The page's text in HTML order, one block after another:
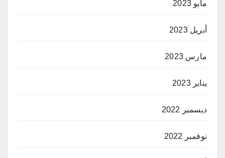
مايو 2023
أبريل 2023
مارس 2023
يناير 2023
ديسمبر 2022
نوفمبر 2022